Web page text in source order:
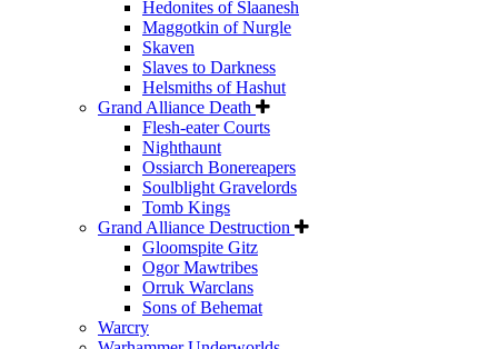
Hedonites of Slaanesh
Maggotkin of Nurgle
Skaven
Slaves to Darkness
Helsmiths of Hashut
Grand Alliance Death
Flesh-eater Courts
Nighthaunt
Ossiarch Bonereapers
Soulblight Gravelords
Tomb Kings
Grand Alliance Destruction
Gloomspite Gitz
Ogor Mawtribes
Orruk Warclans
Sons of Behemat
Warcry